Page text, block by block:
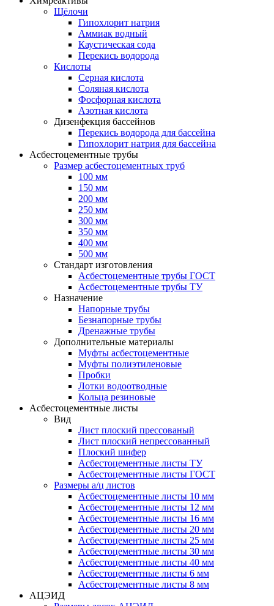
Щёлочи
Гипохлорит натрия
Аммиак водный
Каустическая сода
Перекись водорода
Кислоты
Серная кислота
Соляная кислота
Фосфорная кислота
Азотная кислота
Дизенфекция бассейнов
Перекись водорода для бассейна
Гипохлорит натрия для бассейна
Асбестоцементные трубы
Размер асбестоцементных труб
100 мм
150 мм
200 мм
250 мм
300 мм
350 мм
400 мм
500 мм
Стандарт изготовления
Асбестоцементные трубы ГОСТ
Асбестоцементные трубы ТУ
Назначение
Напорные трубы
Безнапорные трубы
Дренажные трубы
Дополнительные материалы
Муфты асбестоцементные
Муфты полиэтиленовые
Пробки
Лотки водоотводные
Кольца резиновые
Асбестоцементные листы
Вид
Лист плоский прессованый
Лист плоский непрессованный
Плоский шифер
Асбестоцементные листы ТУ
Асбестоцементные листы ГОСТ
Размеры а/ц листов
Асбестоцементные листы 10 мм
Асбестоцементные листы 12 мм
Асбестоцементные листы 16 мм
Асбестоцементные листы 20 мм
Асбестоцементные листы 25 мм
Асбестоцементные листы 30 мм
Асбестоцементные листы 40 мм
Асбестоцементные листы 6 мм
Асбестоцементные листы 8 мм
АЦЭИД